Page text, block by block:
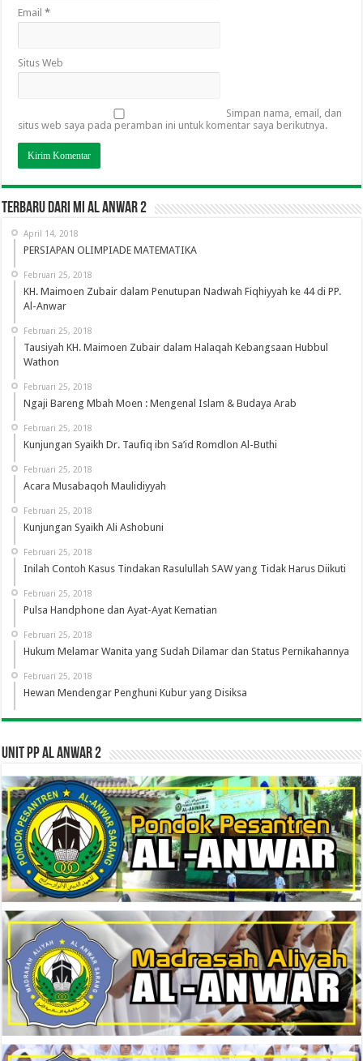
Email*
Situs Web
Simpan nama, email, dan
situs web saya pada peramban ini untuk komentar saya berikutnya.
TERBARU DARI MI AL ANWAR 2
April 14, 2018
PERSIAPAN OLIMPIADE MATEMATIKA
Februari 25, 2018
KH. Maimoen Zubair dalam Penutupan Nadwah Fiqhiyyah ke 44 di PP.
Al-Anwar
Februari 25, 2018
Tausiyah KH. Maimoen Zubair dalam Halaqah Kebangsaan Hubbul
Wathon
Februari 25, 2018
Ngaji Bareng Mbah Moen : Mengenal Islam & Budaya Arab
Februari 25, 2018
Kunjungan Syaikh Dr. Taufiq ibn Sa’id Romdlon Al-Buthi
Februari 25, 2018
Acara Musabaqoh Maulidiyyah
Februari 25, 2018
Kunjungan Syaikh Ali Ashobuni
Februari 25, 2018
Inilah Contoh Kasus Tindakan Rasulullah SAW yang Tidak Harus Diikuti
Februari 25, 2018
Pulsa Handphone dan Ayat-Ayat Kematian
Februari 25, 2018
Hukum Melamar Wanita yang Sudah Dilamar dan Status Pernikahannya
Februari 25, 2018
Hewan Mendengar Penghuni Kubur yang Disiksa
UNIT PP AL ANWAR 2